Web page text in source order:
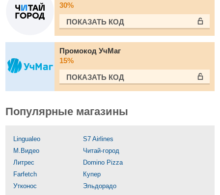
30%
ПОКАЗАТЬ КОД
Промокод УчМаг
15%
ПОКАЗАТЬ КОД
Популярные магазины
Lingualeo
S7 Airlines
М.Видео
Читай-город
Литрес
Domino Pizza
Farfetch
Купер
Утконос
Эльдорадо